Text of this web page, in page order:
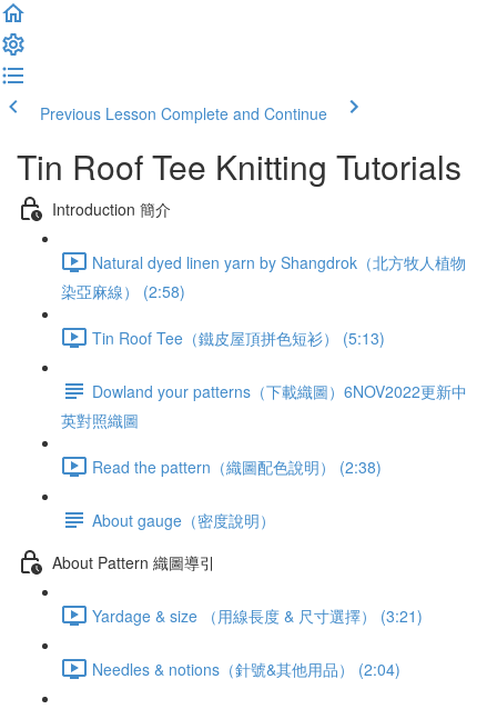
Previous Lesson Complete and Continue
Tin Roof Tee Knitting Tutorials
Introduction 簡介
Natural dyed linen yarn by Shangdrok（北方牧人植物
染亞麻線） (2:58)
Tin Roof Tee（鐵皮屋頂拼色短衫） (5:13)
Dowland your patterns（下載織圖）6NOV2022更新中
英對照織圖
Read the pattern（織圖配色說明） (2:38)
About gauge（密度說明）
About Pattern 織圖導引
Yardage & size （用線長度 & 尺寸選擇） (3:21)
Needles & notions（針號&其他用品） (2:04)